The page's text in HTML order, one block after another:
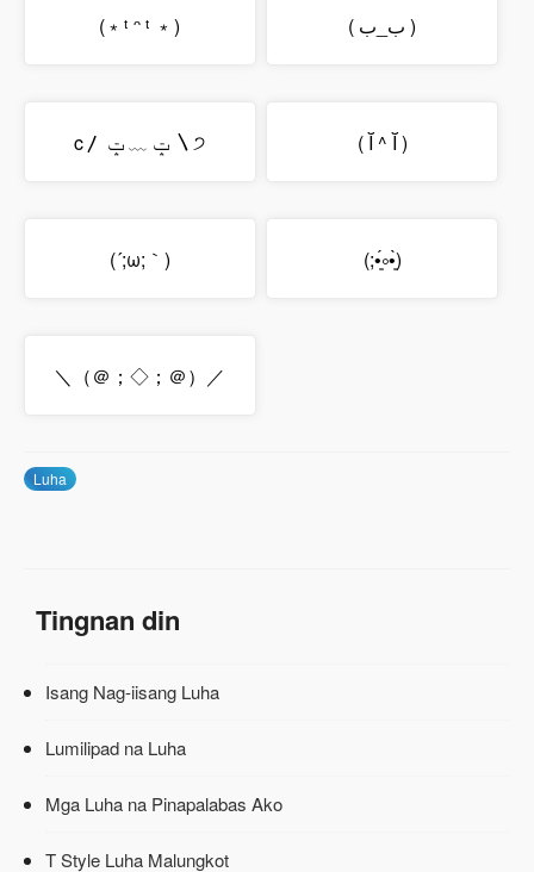
(﹡ᵗ ᵔ ᵗ ﹡) ( ب_ب )
c〳 ݓ ﹏ ݓ 〵੭ ( Ĭ ^ Ĭ )
(´;ω;｀) (;•͈́༚•͈̀)
＼（＠；◇；＠）／
Luha
Tingnan din
Isang Nag-iisang Luha
Lumilipad na Luha
Mga Luha na Pinapalabas Ako
T Style Luha Malungkot